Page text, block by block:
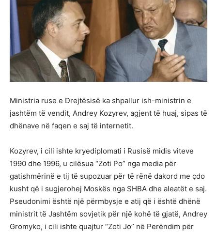
Ministria ruse e Drejtësisë ka shpallur ish-ministrin e
jashtëm të vendit, Andrey Kozyrev, agjent të huaj, sipas të
dhënave në faqen e saj të internetit.
Kozyrev, i cili ishte kryediplomati i Rusisë midis viteve
1990 dhe 1996, u cilësua “Zoti Po” nga media për
gatishmërinë e tij të supozuar për të rënë dakord me çdo
kusht që i sugjerohej Moskës nga SHBA dhe aleatët e saj.
Pseudonimi është një përmbysje e atij që i është dhënë
ministrit të Jashtëm sovjetik për një kohë të gjatë, Andrey
Gromyko, i cili ishte quajtur “Zoti Jo” në Perëndim për